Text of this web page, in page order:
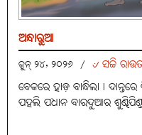
ଅନ୍ଧାରୁଆ
ଜୁନ୍ ୨୪, ୨୦୨୬ / ୰ ସଚ୍ଚି
ବେକରେ ହାଡ଼ ବାନ୍ଧିଲା।
ପହଲି ପଧାନ ବାରଦୁଆର